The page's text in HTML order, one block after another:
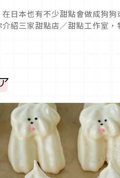
日本也有不少甜點會做成狗
紹三家甜點店／甜點工作室